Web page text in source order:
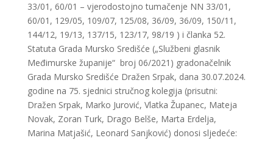
33/01, 60/01 – vjerodostojno tumačenje NN 33/01,
60/01, 129/05, 109/07, 125/08, 36/09, 36/09, 150/11,
144/12, 19/13, 137/15, 123/17, 98/19 ) i članka 52.
Statuta Grada Mursko Središće („Službeni glasnik
Međimurske županije“ broj 06/2021) gradonačelnik
Grada Mursko Središće Dražen Srpak, dana 30.07.2024.
godine na 75. sjednici stručnog kolegija (prisutni:
Dražen Srpak, Marko Jurović, Vlatka Županec, Mateja
Novak, Zoran Turk, Drago Belše, Marta Erdelja,
Marina Matjašić, Leonard Sanjković) donosi sljedeće: